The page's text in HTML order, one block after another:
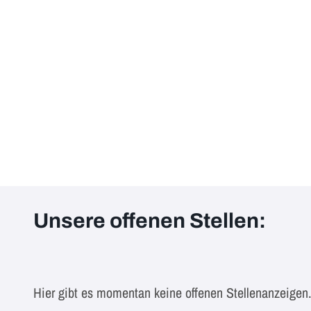
Unsere offenen Stellen:
Hier gibt es momentan keine offenen Stellenanzeigen.